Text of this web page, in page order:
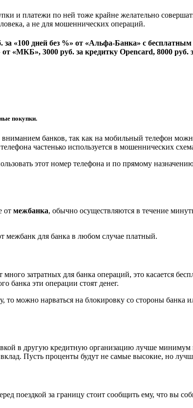
и платежи по ней тоже крайне желательно
а не для мошеннических операций.
за «100 дней без %» от «Альфа-Банка» с
от «МКБ», 3000 руб. за кредитку Opencard, 8000 руб.
покупки.
банков, так как на мобильный телефон
частенько используется в мошеннических
этот номер телефона и по прямому
от межбанка, обычно осуществляются в течение
межбанк для банка в любом случае платный.
затратных для банка операций, это касается
банка эти операции стоят денег.
то можно нарваться на блокировку со стороны
в другую кредитную организацию лучше
Пусть проценты будут не самые высокие, но
поездкой за границу стоит сообщить ему, что вы